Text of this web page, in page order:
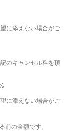
に添えない場合がご
のキャンセル料を頂
に添えない場合がご
前の金額です。